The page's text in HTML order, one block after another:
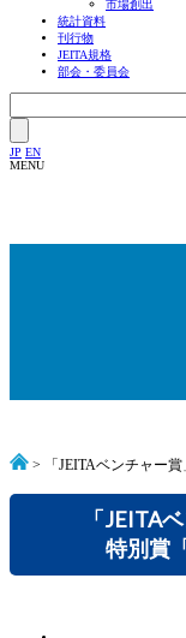
市場創出
統計資料
刊行物
JEITA規格
部会・委員会
JP EN
MENU
> 「JEITAベンチャー
「JEITA
特別賞